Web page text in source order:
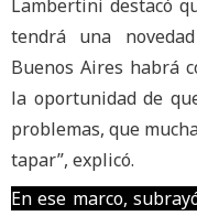
Lambertini destacó
tendrá una
Buenos Aires habrá
la oportunidad de
problemas, que
tapar”, explicó.
En ese marco,